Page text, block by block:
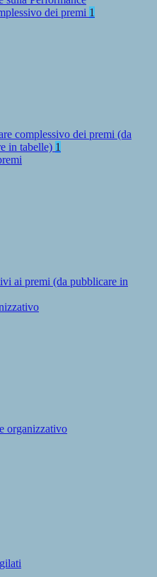
dei premi 1
complessivo dei premi (da
in tabelle) 1
ai premi (da pubblicare in
organizzativo